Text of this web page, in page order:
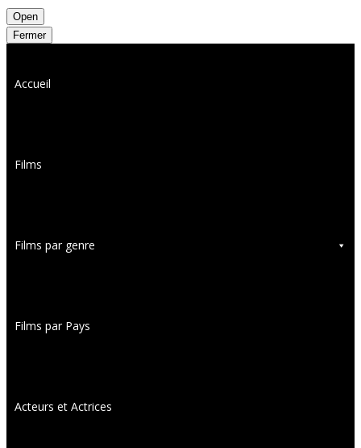
Open
Fermer
Accueil
Films
Films par genre
Films par Pays
Acteurs et Actrices